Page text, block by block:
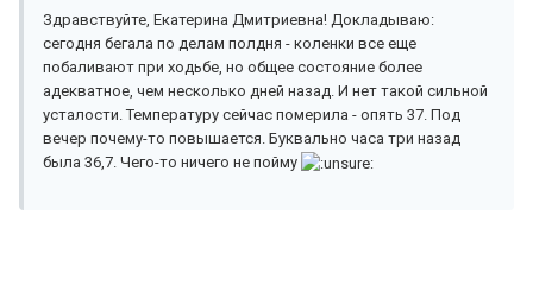
Здравствуйте, Екатерина Дмитриевна! Докладываю:
сегодня бегала по делам полдня - коленки все еще
побаливают при ходьбе, но общее состояние более
адекватное, чем несколько дней назад. И нет такой сильной
усталости. Температуру сейчас померила - опять 37. Под
вечер почему-то повышается. Буквально часа три назад
была 36,7. Чего-то ничего не пойму